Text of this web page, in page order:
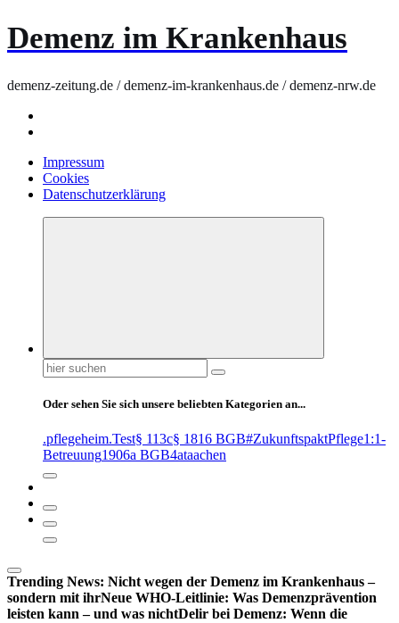
Demenz im Krankenhaus
demenz-zeitung.de / demenz-im-krankenhaus.de / demenz-nrw.de
Impressum
Cookies
Datenschutzerklärung
Suchen
nach:
Oder sehen Sie sich unsere beliebten Kategorien an...
.pflegeheim.Test§ 113c§ 1816 BGB#ZukunftspaktPflege1:1-
Betreuung1906a BGB4ataachen
Trending News: Nicht wegen der Demenz im Krankenhaus –
sondern mit ihrNeue WHO-Leitlinie: Was Demenzprävention
leisten kann – und was nichtDelir bei Demenz: Wenn die